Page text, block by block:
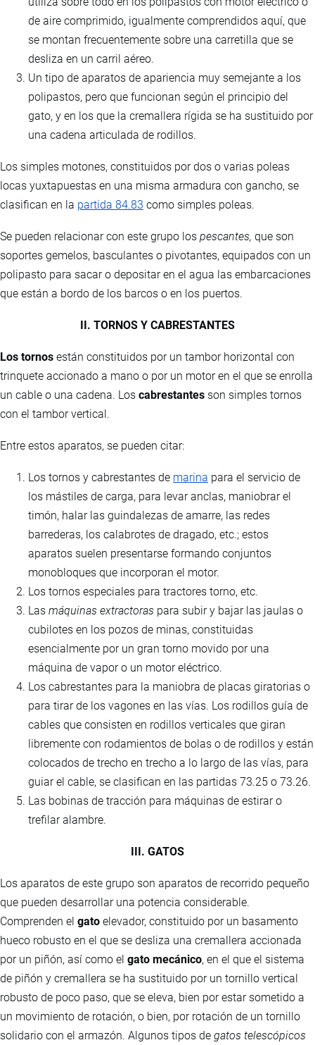
de aire comprimido, igualmente comprendidos aquí, que
se montan frecuentemente sobre una carretilla que se
desliza en un carril aéreo.
Un tipo de aparatos de apariencia muy semejante a los
polipastos, pero que funcionan según el principio del
gato, y en los que la cremallera rígida se ha sustituido por
una cadena articulada de rodillos.
Los simples motones, constituidos por dos o varias poleas
locas yuxtapuestas en una misma armadura con gancho, se
clasifican en la partida 84.83 como simples poleas.
Se pueden relacionar con este grupo los pescantes, que son
soportes gemelos, basculantes o pivotantes, equipados con un
polipasto para sacar o depositar en el agua las embarcaciones
que están a bordo de los barcos o en los puertos.
II. TORNOS Y CABRESTANTES
Los tornos están constituidos por un tambor horizontal con
trinquete accionado a mano o por un motor en el que se enrolla
un cable o una cadena. Los cabrestantes son simples tornos
con el tambor vertical.
Entre estos aparatos, se pueden citar:
Los tornos y cabrestantes de marina para el servicio de
los mástiles de carga, para levar anclas, maniobrar el
timón, halar las guindalezas de amarre, las redes
barrederas, los calabrotes de dragado, etc.; estos
aparatos suelen presentarse formando conjuntos
monobloques que incorporan el motor.
Los tornos especiales para tractores torno, etc.
Las máquinas extractoras para subir y bajar las jaulas o
cubilotes en los pozos de minas, constituidas
esencialmente por un gran torno movido por una
máquina de vapor o un motor eléctrico.
Los cabrestantes para la maniobra de placas giratorias o
para tirar de los vagones en las vías. Los rodillos guía de
cables que consisten en rodillos verticales que giran
libremente con rodamientos de bolas o de rodillos y están
colocados de trecho en trecho a lo largo de las vías, para
guiar el cable, se clasifican en las partidas 73.25 o 73.26.
Las bobinas de tracción para máquinas de estirar o
trefilar alambre.
III. GATOS
Los aparatos de este grupo son aparatos de recorrido pequeño
que pueden desarrollar una potencia considerable.
Comprenden el gato elevador, constituido por un basamento
hueco robusto en el que se desliza una cremallera accionada
por un piñón, así como el gato mecánico, en el que el sistema
de piñón y cremallera se ha sustituido por un tornillo vertical
robusto de poco paso, que se eleva, bien por estar sometido a
un movimiento de rotación, o bien, por rotación de un tornillo
solidario con el armazón. Algunos tipos de gatos telescópicos